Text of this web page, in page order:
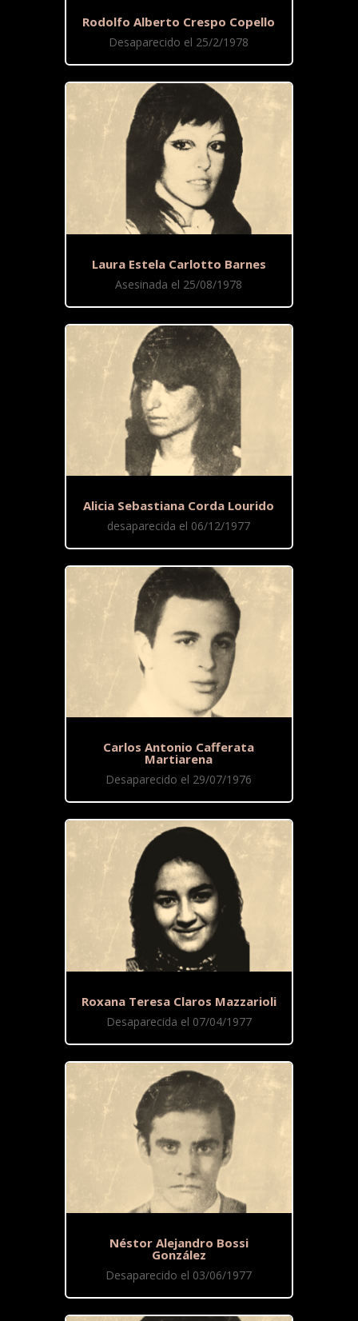
Rodolfo Alberto Crespo Copello
Desaparecido el 25/2/1978
Laura Estela Carlotto Barnes
Asesinada el 25/08/1978
Alicia Sebastiana Corda Lourido
desaparecida el 06/12/1977
Carlos Antonio Cafferata
Martiarena
Desaparecido el 29/07/1976
Roxana Teresa Claros Mazzarioli
Desaparecida el 07/04/1977
Néstor Alejandro Bossi
González
Desaparecido el 03/06/1977